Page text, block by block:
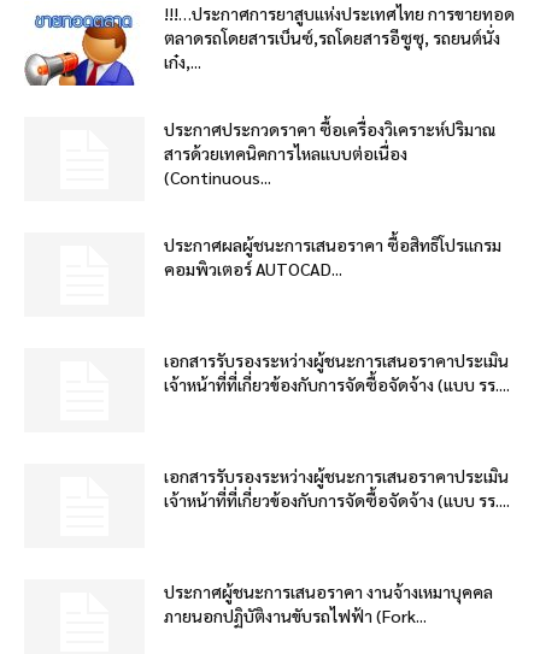
!!!…ประกาศการยาสูบแห่งประเทศไทย การขายทอด
ตลาดรถโดยสารเบ็นซ์,รถโดยสารอีซูซุ, รถยนต์นั่ง
เก๋ง,...
ประกาศประกวดราคา ซื้อเครื่องวิเคราะห์ปริมาณ
สารด้วยเทคนิคการไหลแบบต่อเนื่อง
(Continuous...
ประกาศผลผู้ชนะการเสนอราคา ซื้อสิทธิโปรแกรม
คอมพิวเตอร์ AUTOCAD...
เอกสารรับรองระหว่างผู้ชนะการเสนอราคาประเมิน
เจ้าหน้าที่ที่เกี่ยวข้องกับการจัดซื้อจัดจ้าง (แบบ รร....
เอกสารรับรองระหว่างผู้ชนะการเสนอราคาประเมิน
เจ้าหน้าที่ที่เกี่ยวข้องกับการจัดซื้อจัดจ้าง (แบบ รร....
ประกาศผู้ชนะการเสนอราคา งานจ้างเหมาบุคคล
ภายนอกปฏิบัติงานขับรถไฟฟ้า (Fork...